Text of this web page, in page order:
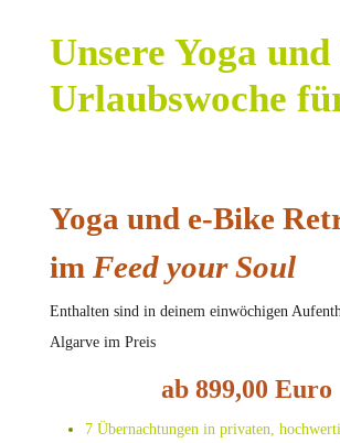
Unsere Yoga
Urlaubswoche
Yoga und e-Bike
im Feed your Soul
Enthalten sind in deinem einwöchigen
Algarve im Preis
ab 899,00 Euro
7 Übernachtungen in privaten,